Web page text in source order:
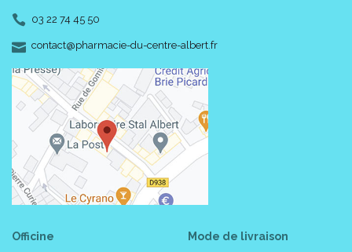
03 22 74 45 50
contact-
@-
pharmacie-du-centre-albert.fr
Officine Mode de livraison